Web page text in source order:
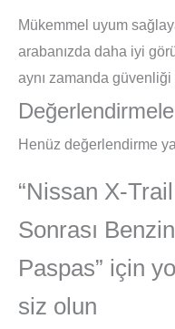
Mükemmel uyum
arabanızda daha iyi
aynı zamanda güvenliği
Henüz değerlendirme
“Nissan X-
Sonrası
Paspas” için
siz olun